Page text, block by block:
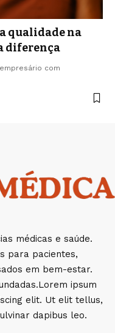
qualidade na
diferença
com
médicas e saúde.
para pacientes,
em bem-estar.
ipsum
elit. Ut elit tellus,
dapibus leo.